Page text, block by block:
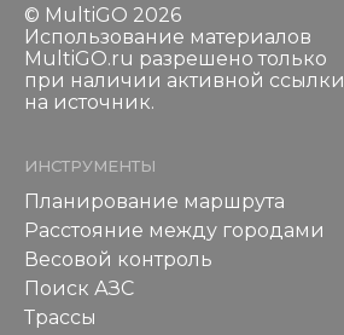
© MultiGO 2026
Использование материалов
MultiGO.ru разрешено только
при наличии активной ссылки
на источник.
ИНСТРУМЕНТЫ
Планирование маршрута
Расстояние между городами
Весовой контроль
Поиск АЗС
Трассы